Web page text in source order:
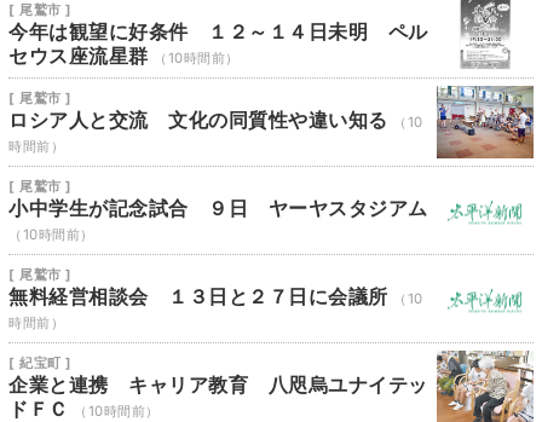
[ 尾鷲市 ]
今年は観望に好条件 １２～１４日未明 ペル
セウス座流星群
（10時間前）
[ 尾鷲市 ]
ロシア人と交流 文化の同質性や違い知る
（10
時間前）
[ 尾鷲市 ]
小中学生が記念試合 ９日 ヤーヤスタジアム
（10時間前）
[ 尾鷲市 ]
無料経営相談会 １３日と２７日に会議所
（10
時間前）
[ 紀宝町 ]
企業と連携 キャリア教育 八咫烏ユナイテッ
ドＦＣ
（10時間前）